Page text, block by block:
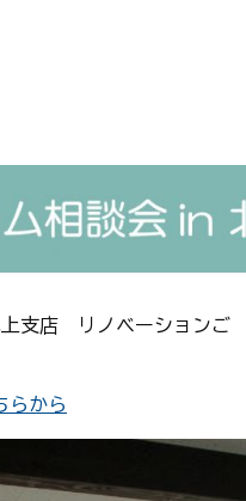
支店 リノベーションご
らから